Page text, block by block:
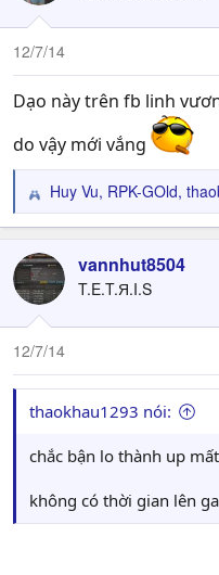
o
n
12/7/14
Dạo này trên fb linh
do vậy mới vắng
R
e
c
t
i
o
n
:
Huy Vu, RPK-GOld,
vannhut8504
T.E.T.Я.I.S
12/7/14
thaokhau1293 nói:
chắc bận lo thành up
không có thời gian lên